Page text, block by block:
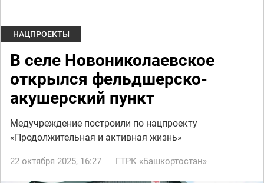
НАЦПРОЕКТЫ
В селе Новониколаевское
открылся фельдшерско-
акушерский пункт
Медучреждение построили по нацпроекту
«Продолжительная и активная жизнь»
22 октября 2025, 16:27 ГТРК «Башкортостан»